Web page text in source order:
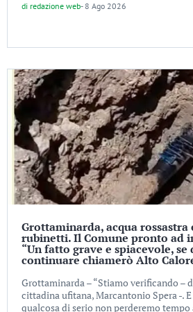
di redazione web- 8 Ago 2026
Grottaminarda, acqua rossastra
rubinetti. Il Comune pronto ad
“Un fatto grave e spiacevole, se
continuare chiamerò Alto
Grottaminarda – “Stiamo verificando –
cittadina ufitana, Marcantonio Spera -. E
qualcosa di serio non perderemo tempo